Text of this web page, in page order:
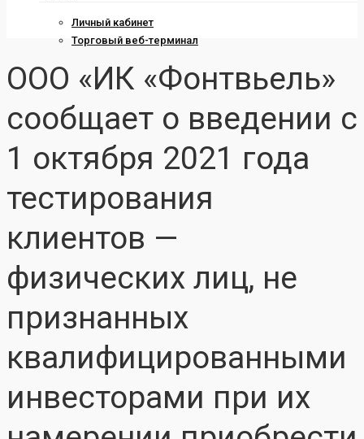
Личный кабинет
Торговый веб-терминал
ООО «ИК «Фонтвьель»
сообщает о введении с
1 октября 2021 года
тестирования
клиентов —
физических лиц, не
признанных
квалифицированными
инвесторами при их